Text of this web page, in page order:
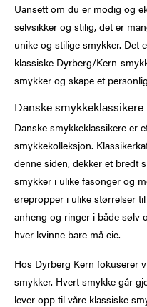
Uansett om du er modig og
selvsikker og stilig, det er
unike og stilige smykker. Det
klassiske Dyrberg/Kern-
smykker og skape et
Danske smykkeklassikere
Danske smykkeklassikere er
smykkekolleksjon.
denne siden, dekker et bredt
smykker i ulike fasonger og
ørepropper i ulike størrelser
anheng og ringer i både sølv
hver kvinne bare må eie.
Hos Dyrberg Kern fokuserer
smykker. Hvert smykke går
lever opp til våre klassiske